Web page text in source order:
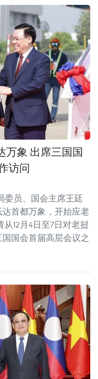
万象 出席三国国
访问
委员、国会主席王廷
首都万象，开始应老
12月4日至7日对老挝
国会首届高层会议之